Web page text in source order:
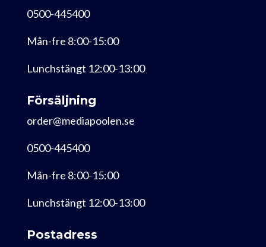
0500-445400
Mån-fre 8:00-15:00
Lunchstängt 12:00-13:00
Försäljning
order@mediapoolen.se
0500-445400
Mån-fre 8:00-15:00
Lunchstängt 12:00-13:00
Postadress